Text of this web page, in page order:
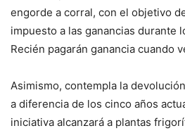
engorde a corral, con el objetivo
impuesto a las ganancias durante
Recién pagarán ganancia cuando
Asimismo, contempla la
a diferencia de los cinco años
iniciativa alcanzará a plantas